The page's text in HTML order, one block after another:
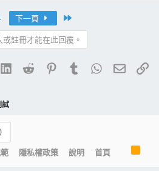
下一頁
註冊才能在此回覆。
LinkedIn
Reddit PinterestTumblrWhatsApp
電子
試
隱私權政策 說明 首頁
R
S
S